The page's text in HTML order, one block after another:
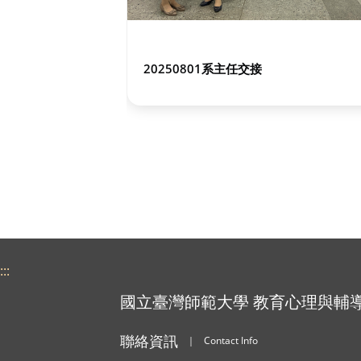
20250801系主任交接
:::
國立臺灣師範大學 教育心理與輔
聯絡資訊 ｜ Contact Info